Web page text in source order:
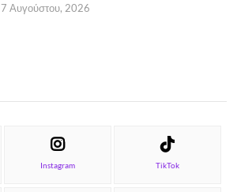
7 Αυγούστου, 2026
Instagram TikTok